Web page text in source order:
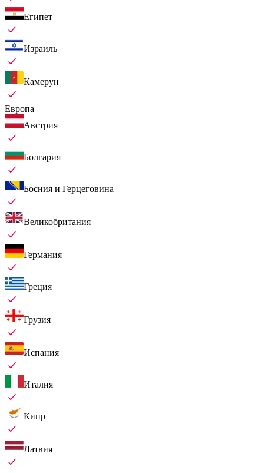
Египет
Израиль
Камерун
Европа
Австрия
Болгария
Босния и Герцеговина
Великобритания
Германия
Греция
Грузия
Испания
Италия
Кипр
Латвия